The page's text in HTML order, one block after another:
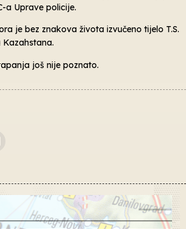
a Uprave policije.
je bez znakova života izvučeno tijelo T.S.
Kazahstana.
još nije poznato.